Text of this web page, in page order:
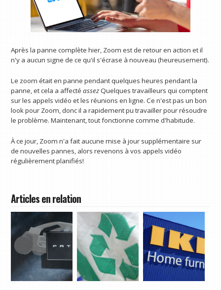
Après la panne complète hier, Zoom est de retour en action et il
n'y a aucun signe de ce qu'il s'écrase à nouveau (heureusement).
Le zoom était en panne pendant quelques heures pendant la
panne, et cela a affectéassezQuelques travailleurs qui comptent
sur les appels vidéo et les réunions en ligne. Ce n'est pas un bon
look pour Zoom, donc il a rapidement pu travailler pour résoudre
le problème. Maintenant, tout fonctionne comme d'habitude.
À ce jour, Zoom n'a fait aucune mise à jour supplémentaire sur
de nouvelles pannes, alors revenons à vos appels vidéo
régulièrement planifiés!
Articles en relation